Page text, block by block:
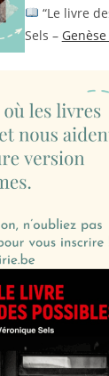
“Le livre
Sels –